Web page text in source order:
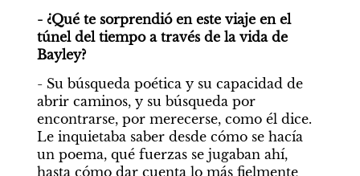
- ¿Qué te sorprendió en este viaje en el
túnel del tiempo a través de la vida de
Bayley?
- Su búsqueda poética y su capacidad de
abrir caminos, y su búsqueda por
encontrarse, por merecerse, como él dice.
Le inquietaba saber desde cómo se hacía
un poema, qué fuerzas se jugaban ahí,
hasta cómo dar cuenta lo más fielmente